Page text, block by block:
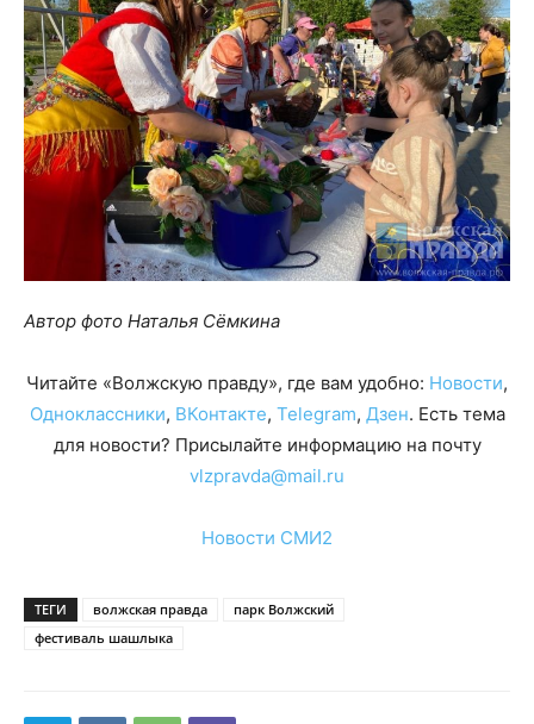
Автор фото Наталья Сёмкина
Читайте «Волжскую правду», где вам удобно: Новости,
Одноклассники, ВКонтакте, Telegram, Дзен. Есть тема
для новости? Присылайте информацию на почту
vlzpravda@mail.ru
Новости СМИ2
ТЕГИ волжская правда
парк Волжский
фестиваль шашлыка